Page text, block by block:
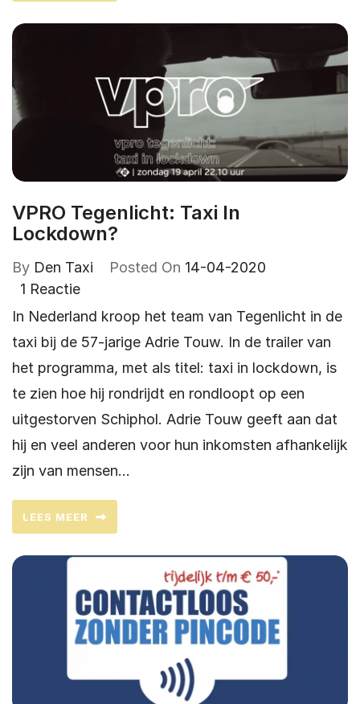
VPRO Tegenlicht: Taxi In
Lockdown?
By Den Taxi Posted On 14-04-2020
1 Reactie
In Nederland kroop het team van Tegenlicht in de
taxi bij de 57-jarige Adrie Touw. In de trailer van
het programma, met als titel: taxi in lockdown, is
te zien hoe hij rondrijdt en rondloopt op een
uitgestorven Schiphol. Adrie Touw geeft aan dat
hij en veel anderen voor hun inkomsten afhankelijk
zijn van mensen…
LEES MEER